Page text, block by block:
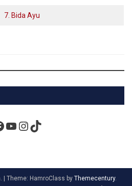
7. Bida Ayu
YouTube
Instagram
TikTok
Theme: HamroClass by Themecentury.